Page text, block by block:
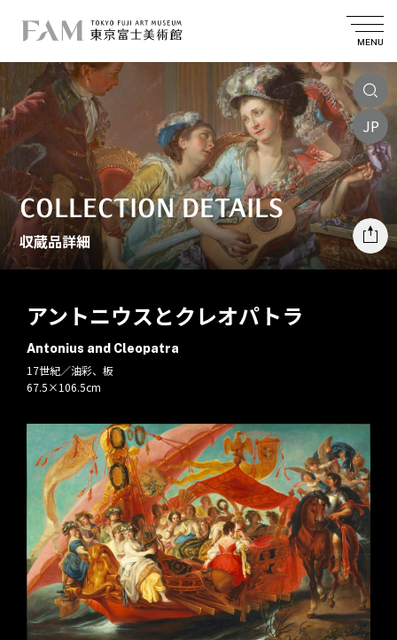
MENU
JP
COLLECTION DETAILS
収蔵品詳細
アントニウスとクレオパトラ
Antonius and Cleopatra
17世紀／油彩、板
67.5×106.5cm